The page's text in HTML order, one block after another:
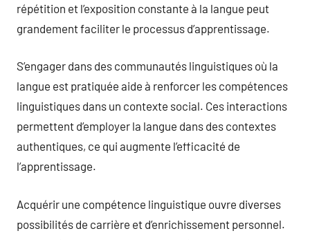
répétition et l’exposition constante à la langue peut
grandement faciliter le processus d’apprentissage.
S’engager dans des communautés linguistiques où la
langue est pratiquée aide à renforcer les compétences
linguistiques dans un contexte social. Ces interactions
permettent d’employer la langue dans des contextes
authentiques, ce qui augmente l’efficacité de
l’apprentissage.
Acquérir une compétence linguistique ouvre diverses
possibilités de carrière et d’enrichissement personnel.